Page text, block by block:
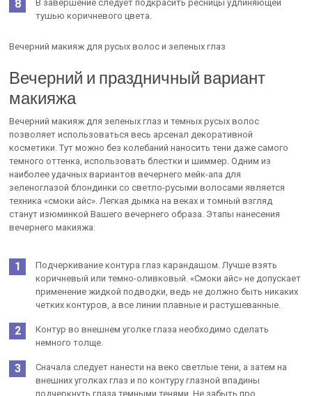
В завершение следует подкрасить ресницы удлиняющей
тушью коричневого цвета.
Вечерний макияж для русых волос и зеленых глаз
Вечерний и праздничный вариант
макияжа
Вечерний макияж для зеленых глаз и темных русых волос
позволяет использоваться весь арсенал декоративной
косметики. Тут можно без колебаний наносить тени даже самого
темного оттенка, использовать блестки и шиммер. Одним из
наиболее удачных вариантов вечернего мейк-апа для
зеленоглазой блондинки со светло-русыми волосами является
техника «смоки айс». Легкая дымка на веках и томный взгляд
станут изюминкой Вашего вечернего образа. Этапы нанесения
вечернего макияжа:
Подчеркивание контура глаз карандашом. Лучше взять
коричневый или темно-оливковый. «Смоки айс» не допускает
применение жидкой подводки, ведь не должно быть никаких
четких контуров, а все линии плавные и растушеванные.
Контур во внешнем уголке глаза необходимо сделать
немного толще.
Сначала следует нанести на веко светлые тени, а затем на
внешних уголках глаз и по контуру глазной впадины
подчеркнуть глаза темными тенями. Не забыть про